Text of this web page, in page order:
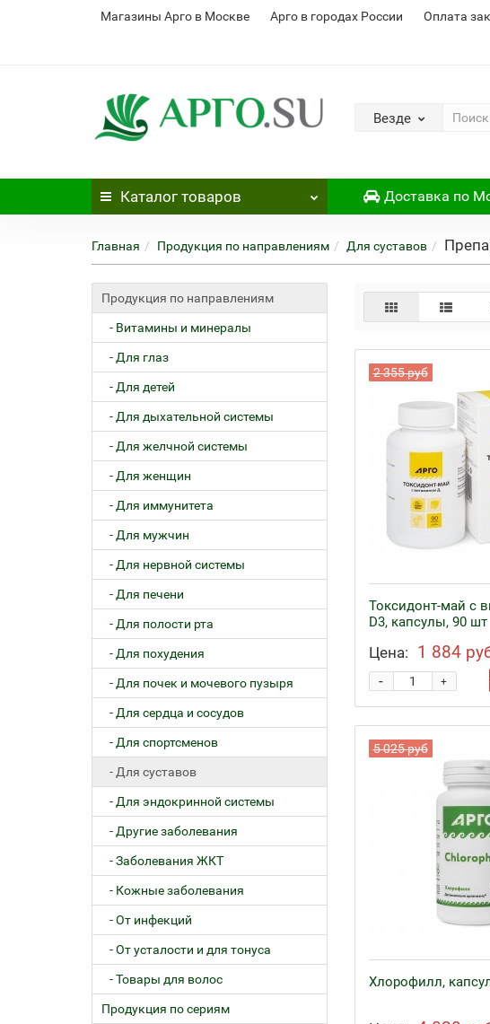
Магазины Арго в Москве Арго в городах России Оплата
Везде
Каталог товаров Доставка по
Главная Продукция по направлениям Для суставов
Продукция по направлениям
- Витамины и минералы
- Для глаз
- Для детей
- Для дыхательной системы
- Для желчной системы
- Для женщин
- Для иммунитета
- Для мужчин
- Для нервной системы
- Для печени
- Для полости рта
- Для похудения
- Для почек и мочевого пузыря
- Для сердца и сосудов
- Для спортсменов
- Для суставов
- Для эндокринной системы
- Другие заболевания
- Заболевания ЖКТ
- Кожные заболевания
- От инфекций
- От усталости и для тонуса
- Товары для волос
Продукция по сериям
2 355 руб
Токсидонт-май с
D3, капсулы, 90 шт
Цена: 1 884
+
-
5 025 руб
Хлорофилл,